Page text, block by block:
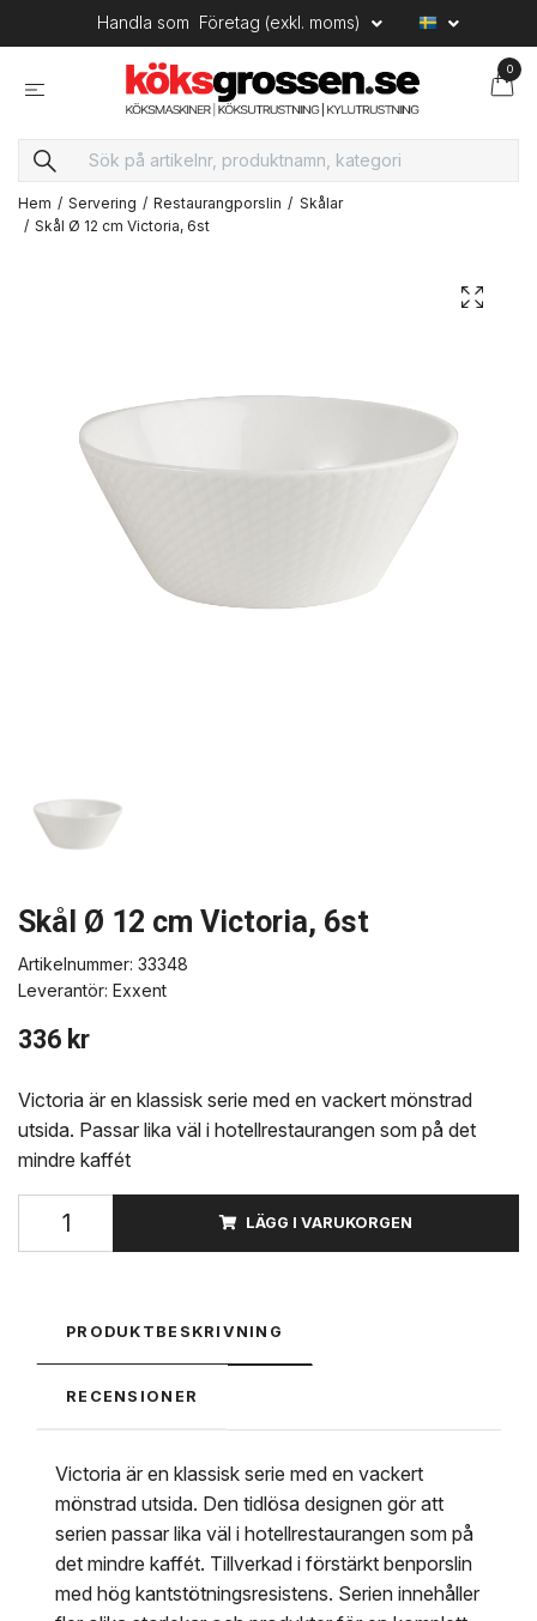
Handla som Företag (exkl. moms)
0
Hem Servering Restaurangporslin
Skålar
Skål Ø 12 cm Victoria, 6st
Skål Ø 12 cm Victoria, 6st
Artikelnummer: 33348
Leverantör: Exxent
336 kr
Victoria är en klassisk serie med en vackert mönstrad
utsida. Passar lika väl i hotellrestaurangen som på det
mindre kaffét
LÄGG I VARUKORGEN
PRODUKTBESKRIVNING
RECENSIONER
Victoria är en klassisk serie med en vackert
mönstrad utsida. Den tidlösa designen gör att
serien passar lika väl i hotellrestaurangen som på
det mindre kaffét. Tillverkad i förstärkt benporslin
med hög kantstötningsresistens. Serien innehåller